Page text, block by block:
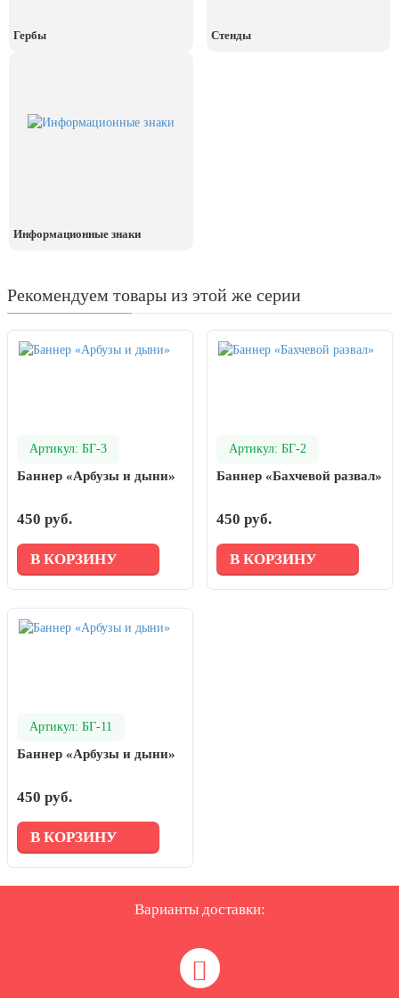
2 августа, День ВДВ
Гербы Стенды
Информационные знаки
Рекомендуем товары из этой же серии
Артикул: БГ-3
Баннер «Арбузы и дыни»
450 руб.
В КОРЗИНУ
Артикул: БГ-2
Баннер «Бахчевой развал»
450 руб.
В КОРЗИНУ
Артикул: БГ-11
Баннер «Арбузы и дыни»
450 руб.
В КОРЗИНУ
Варианты доставки: